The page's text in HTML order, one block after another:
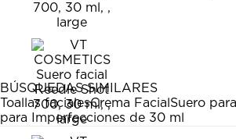
calificar
el
artículo
con
1
estrella
Esta
acción
abrirá
calificar
el
artículo
con
2
estrellas.
Esta
acción
abrirá
calificar
3
estrellas.
Esta
acción
abrirá
estrellas.
Esta
acción
abrirá
Esta
acción
abrirá
BÚSQUEDAS SIMILARES
Toallas facialesCrema Facial Suero
para Imperfecciones de 30 ml